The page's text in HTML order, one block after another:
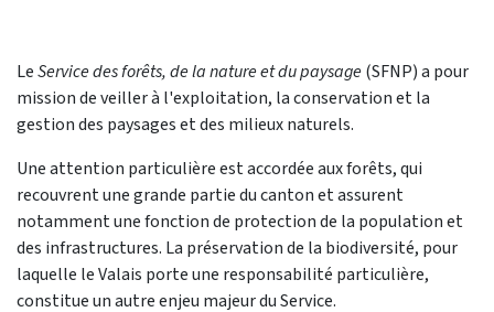
LeService des forêts, de la nature et du paysage(SFNP) a pour
mission de veiller à l'exploitation, la conservation et la
gestion des paysages et des milieux naturels.
Une attention particulière est accordée aux forêts, qui
recouvrent une grande partie du canton et assurent
notamment une fonction de protection de la population et
des infrastructures. La préservation de la biodiversité, pour
laquelle le Valais porte une responsabilité particulière,
constitue un autre enjeu majeur du Service.